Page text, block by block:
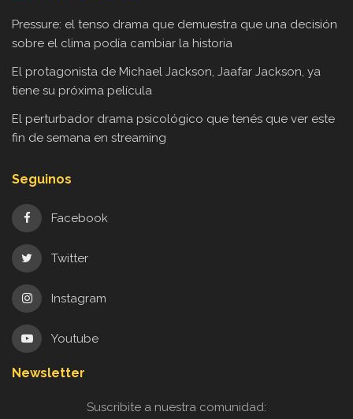
Pressure: el tenso drama que demuestra que una decisión
sobre el clima podía cambiar la historia
El protagonista de Michael Jackson, Jaafar Jackson, ya
tiene su próxima película
El perturbador drama psicológico que tenés que ver este
fin de semana en streaming
Seguinos
Facebook
Twitter
Instagram
Youtube
Newsletter
Suscribite a nuestra comunidad: